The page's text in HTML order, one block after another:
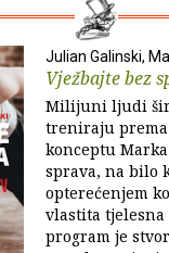
Julian Galinski,
Vježbajte bez
Milijuni ljudi
treniraju
konceptu
sprava, na bilo
opterećenjem
vlastita tjelesna
program je